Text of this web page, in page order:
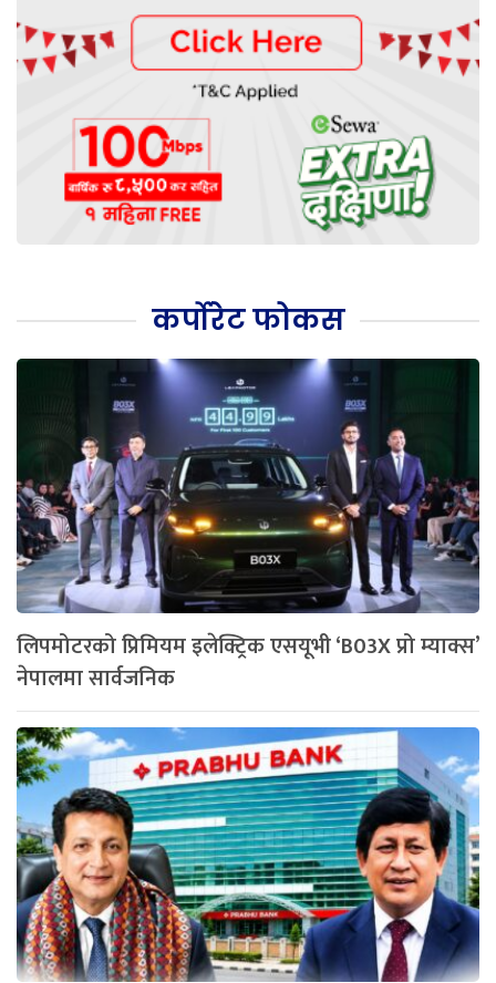
कर्पोरेट फोकस
लिपमोटरको प्रिमियम इलेक्ट्रिक एसयूभी ‘B03X प्रो म्याक्स’
नेपालमा सार्वजनिक